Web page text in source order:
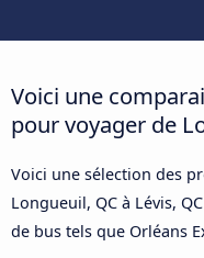
Voici une
pour voyager de
Voici une sélection des
Longueuil, QC à Lévis,
de bus tels que Orléans